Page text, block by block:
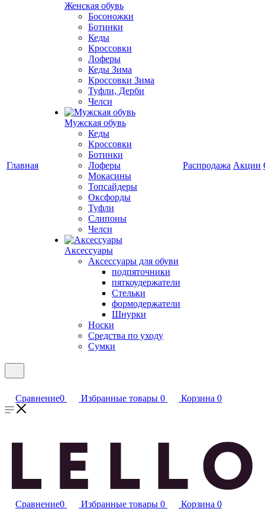
Главная
Женская обувь
Босоножки
Ботинки
Кеды
Кроссовки
Лоферы
Кеды Зима
Кроссовки Зима
Туфли, Дерби
Челси
Мужская обувь
Кеды
Кроссовки
Ботинки
Лоферы
Мокасины
Топсайдеры
Оксфорды
Туфли
Слипоны
Челси
Аксессуары
Аксессуары для обуви
подпяточники
пяткоудержатели
Стельки
формодержатели
Шнурки
Носки
Средства по уходу
Сумки
Распродажа Акции
Сравнение0 Избранные товары 0 Корзина 0
Сравнение0 Избранные товары 0 Корзина 0